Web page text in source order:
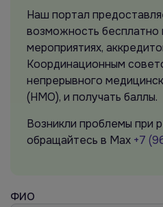
ФИО
Наш портал
возможность бесплатно
мероприятиях,
Координационным
непрерывного
(НМО), и получать баллы.
Возникли проблемы при
обращайтесь в Max +7